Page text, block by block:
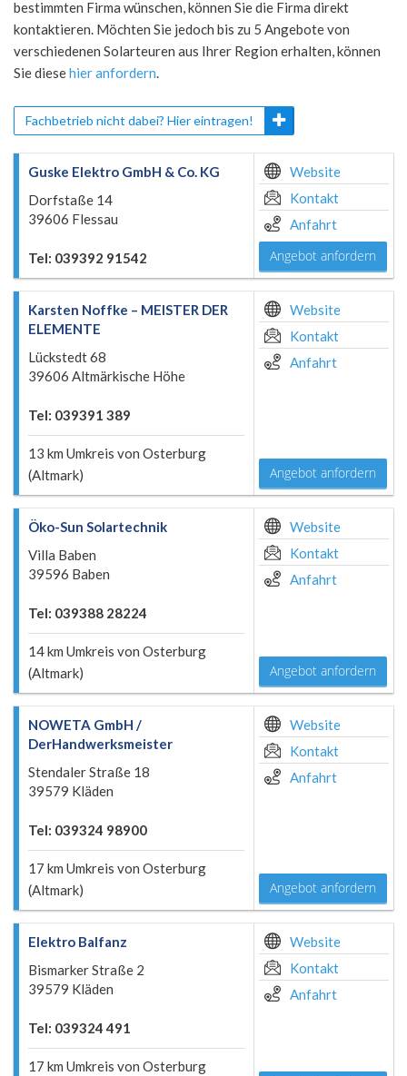
bestimmten Firma wünschen, können Sie die Firma direkt
kontaktieren. Möchten Sie jedoch bis zu 5 Angebote von
verschiedenen Solarteuren aus Ihrer Region erhalten, können
Sie diesehier anfordern.
Fachbetrieb nicht dabei? Hier eintragen!
Guske Elektro GmbH & Co. KG
Dorfstaße 14
39606 Flessau
Tel: 039392 91542
Website
Kontakt
Anfahrt
Angebot anfordern
Karsten Noffke – MEISTER DER
ELEMENTE
Lückstedt 68
39606 Altmärkische Höhe
Tel: 039391 389
13 km Umkreis von Osterburg
(Altmark)
Website
Kontakt
Anfahrt
Angebot anfordern
Öko-Sun Solartechnik
Villa Baben
39596 Baben
Tel: 039388 28224
14 km Umkreis von Osterburg
(Altmark)
Website
Kontakt
Anfahrt
Angebot anfordern
NOWETA GmbH /
DerHandwerksmeister
Stendaler Straße 18
39579 Kläden
Tel: 039324 98900
17 km Umkreis von Osterburg
(Altmark)
Website
Kontakt
Anfahrt
Angebot anfordern
Elektro Balfanz
Bismarker Straße 2
39579 Kläden
Tel: 039324 491
17 km Umkreis von Osterburg
Website
Kontakt
Anfahrt